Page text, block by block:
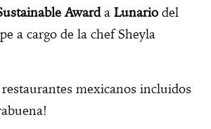
Awarda Lunario del
a cargo de la chef Sheyla
mexicanos incluidos